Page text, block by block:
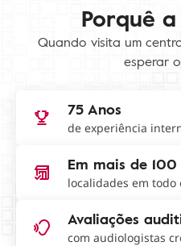
Porquê
Quando visita um
esperar
75 Anos
de experiência
Em mais de 100
localidades em todo
Avaliações
com audiologistas